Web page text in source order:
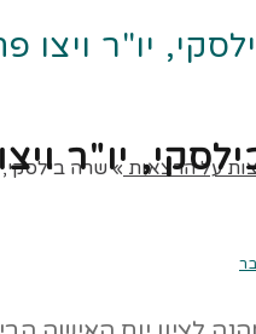
יו"ר ויצו
על הרצאות » שרה בילסקי,יו"ר